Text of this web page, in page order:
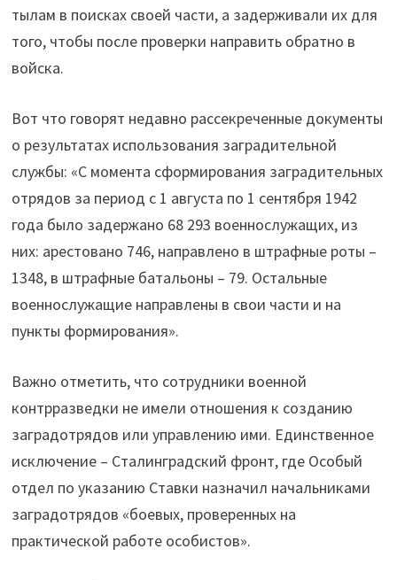
тылам в поисках своей части, а задерживали их для
того, чтобы после проверки направить обратно в
войска.
Вот что говорят недавно рассекреченные документы
о результатах использования заградительной
службы: «С момента сформирования заградительных
отрядов за период с 1 августа по 1 сентября 1942
года было задержано 68 293 военнослужащих, из
них: арестовано 746, направлено в штрафные роты –
1348, в штрафные батальоны – 79. Остальные
военнослужащие направлены в свои части и на
пункты формирования».
Важно отметить, что сотрудники военной
контрразведки не имели отношения к созданию
заградотрядов или управлению ими. Единственное
исключение – Сталинградский фронт, где Особый
отдел по указанию Ставки назначил начальниками
заградотрядов «боевых, проверенных на
практической работе особистов».